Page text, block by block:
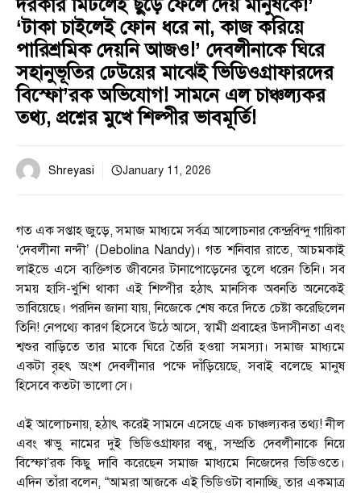
দরকার মিটলেই ছুঁড়ে ফেলে দেয় মানুষকে!’
‘টাকা চাইলেই ফোন ধরে না, কাজ করিয়ে
পারিশ্রমিক দেয়নি আজও!’ দেবলীনাকে ঘিরে
সহানুভূতির ঢেউয়ের মাঝেই ভিডিওগ্রাফারদের
বিস্ফো’রক অভিযোগ! সামনে এল চাঞ্চল্যকর
তথ্য, প্রশ্নের মুখে শিল্পীর ভাবমূর্তি!
Shreyasi January 11, 2026
গত এক সপ্তাহ জুড়ে, সমাজ মাধ্যমে সর্বত্র আলোচনার কেন্দ্রবিন্দু গায়িকা
‘দেবলীনা নন্দী’ (Debolina Nandy)। গত শনিবার রাতে, আচমকাই
লাইভে এসে ব্যক্তিগত জীবনের টানাপোড়েনের তুলে ধরেন তিনি। সব
সময় হাসি-খুশি থাকা এই শিল্পীর হঠাৎ মানসিক অবনতি অনেকেই
ভাবিয়েছে। পরদিন জানা যায়, নিজেকে শেষ করে দিতে চেষ্টা করেছিলেন
তিনি! নেপথ্যে কারণ হিসেবে উঠে আসে, স্বামী প্রবাহের উদাসীনতা এবং
শ্বশুর বাড়িতে তার মাকে ঘিরে তৈরি হওয়া সমস্যা। সমাজ মাধ্যমে
একটা বৃহৎ অংশ দেবলীনার পক্ষে দাঁড়িয়েছে, সবাই বলেছে মানুষ
হিসেবে কতটা ভালো সে।
এই আলোচনায়, হঠাৎ করেই সামনে এসেছে এক চাঞ্চল্যকর তথ্য! নীল
এবং ঋভু নামের দুই ভিডিওগ্রাফার বন্ধু, সম্প্রতি দেবলীনাকে নিয়ে
বিস্ফো’রক কিছু দাবি করেছেন সমাজ মাধ্যমে নিজেদের ভিডিওতে।
এদিন তাঁরা বলেন, “আমরা আজকে এই ভিডিওটা বানাচ্ছি, তার একমাত্র